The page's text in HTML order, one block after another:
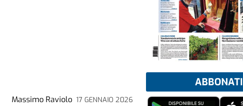
Massimo Raviolo 17 GENNAIO 2026
ABBONATI